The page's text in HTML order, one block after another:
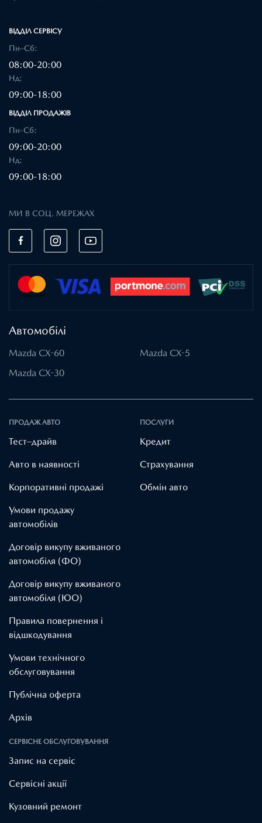
ВІДДІЛ CЕРВІСУ
Пн–Сб:
08:00-20:00
Нд:
09:00-18:00
ВІДДІЛ ПРОДАЖІВ
Пн-Сб:
09:00-20:00
Нд:
09:00-18:00
МИ В СОЦ. МЕРЕЖАХ
Автомобілі
Mazda CX-60
Mazda CX-5
Mazda CX-30
ПРОДАЖ АВТО
Тест–драйв
Авто в наявності
Корпоративні продажі
Умови продажу
автомобілів
Договір викупу вживаного
автомобіля (ФО)
Договір викупу вживаного
автомобіля (ЮО)
Правила повернення і
відшкодування
Умови технічного
обслуговування
Публічна оферта
Архів
ПОСЛУГИ
Кредит
Страхування
Обмін авто
СЕРВІСНЕ ОБСЛУГОВУВАННЯ
Запис на сервіс
Cервісні акції
Кузовний ремонт